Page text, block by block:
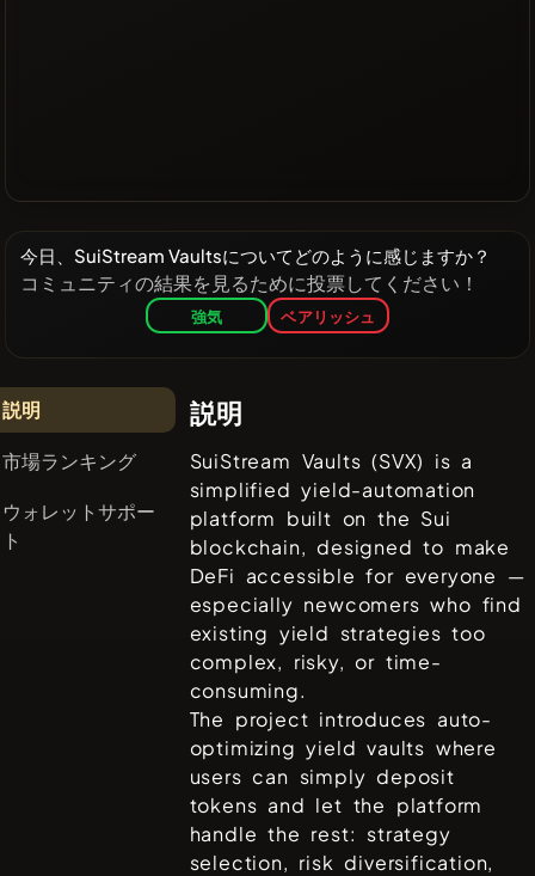
今日、SuiStream Vaultsについてどのように感じますか？
コミュニティの結果を見るために投票してください！
強気 ベアリッシュ
説明
市場ランキング
ウォレットサポー
ト
説明
SuiStream Vaults (SVX) is a
simplified yield-automation
platform built on the Sui
blockchain, designed to make
DeFi accessible for everyone —
especially newcomers who find
existing yield strategies too
complex, risky, or time-
consuming.
The project introduces auto-
optimizing yield vaults where
users can simply deposit
tokens and let the platform
handle the rest: strategy
selection, risk diversification,